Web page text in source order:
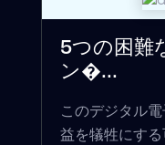
5つの困難
ン�...
このデジタル
益を犠牲にす